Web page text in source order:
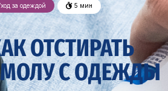
за одеждой 5 мин
ОТСТИРАТЬ
С ОДЕЖДЫ